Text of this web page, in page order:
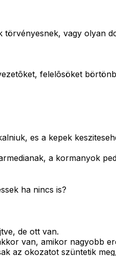
vagy olyan
felelõsöket
es a kepek
a kormanyok
ha nincs is?
de ott van.
van, amikor nagyobb
az okozatot szüntetik